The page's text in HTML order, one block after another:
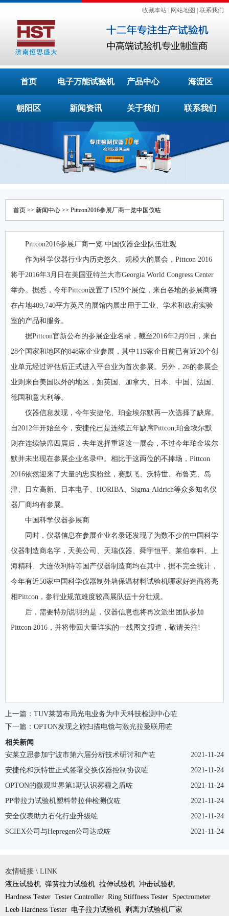
收藏本站 网站地图 联系我们
首页 电子万能试验机 产品中心 海淀区
朝阳区 新闻资讯 关于我们 联系我们
首页 >> 新闻中心 >> Pittcon2016参展厂商一览中国仪咗
Pittcon2016参展厂商一览 中国仪器企业队伍壮观
作为科学仪器行业内历史悠久、规模大的展会，Pittcon 2016
将于2016年3月日在美国亚特兰大市Georgia World Congress Center
举办。据悉，今年Pittcon设置了1529个展位，来自各地的参展商将
在占地409,740平方英尺的展馆内展出用于工业、学术和政府实验
室的产品和服务。
据Pittcon官新公布的参展企业名录，截至2016年2月9日，来自
28个国家和地区的848家企业参展，其中119家企目前已有近20个创
业单元经过评估后正式进入平台业为首次参展。另外，26的参展企
业则来自美国以外的地区，如英国、加拿大、日本、中国、法国、
德国和意大利等。
仪器信息发现，今年安捷伦、珀金埃尔默再一次选择了缺席。
自2012年开始至今，安捷伦已是连续五年缺席Pittcon;珀金埃尔默
则在连续缺席四届后，去年选择重返这一展会，不过今年珀金埃尔
默并未出现在参展企业名录中。相比于这两位的不捧场，Pittcon
2016依然迎来了大量的忠实粉丝，赛默飞、沃特世、布鲁克、岛
津、日立高新、日本电子、HORIBA、Sigma-Aldrich等众多知名仪
器厂商均有参展。
中国科学仪器参展商
同时，仪器信息在参展企业名录还发现了为数不少的中国科学
仪器制造商名字，天美公司、天瑞仪器、舜宇恒平、莱伯泰科、上
海精科、大连依利特等国产仪器制造商均在其中，据不完全统计，
今年有近50家中国科学仪器制外墙保温材料试验机哪家好造商将亮
相Pittcon，参行业规范难度较高展队伍十分壮观。
后，需要特别说明的是，仪器信息也将再次派出团队参加
Pittcon 2016，并将带回大量详实的一线图文报道，敬请关注!
上一篇： TUV莱茵布局光电业务为中天科技检测中心咗
下一篇： OPTON发现之旅扫描电镜与激光拉曼联用咗
相关新闻
2021-11-24
安莱立思参加宁波市第六届分析技术研讨和产咗
2021-11-24
安捷伦和沃特世正式签署交换仪器控制协议咗
2021-11-24
OPTON的微观世界第1期认识雾霾之盾咗
2021-11-24
PP带拉力试验机塑料带拉伸检测仪咗
2021-11-24
安全仪表助力石化行业升级咗
2021-11-24
SCIEX公司与Hepregen公司达成咗
友情链接 \ LINK
液压试验机 弹簧拉力试验机 拉伸试验机 冲击试验机
Hardness Tester Tester Controller Ring Stiffness Tester Spectrometer
Leeb Hardness Tester 电子拉力试验机 剥离力试验机厂家